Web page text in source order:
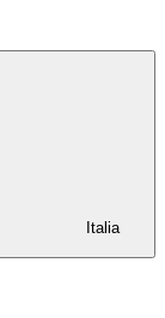
Italia